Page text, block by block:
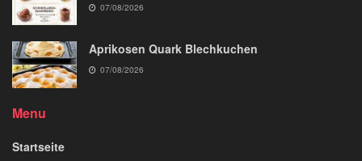
07/08/2026
Aprikosen Quark Blechkuchen
07/08/2026
Menu
Startseite